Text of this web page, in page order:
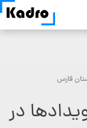
فارس
در